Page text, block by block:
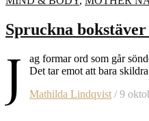
Spruckna
J
ag formar ord som går
Det tar emot att bara
Mathilda Lindqvist / 9